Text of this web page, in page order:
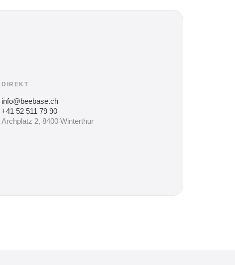
DIREKT
info@beebase.ch
+41 52 511 79 90
Archplatz 2, 8400 Winterthur